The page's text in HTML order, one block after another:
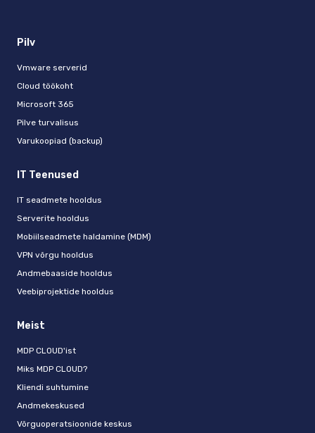
Pilv
Vmware serverid
Cloud töökoht
Microsoft 365
Pilve turvalisus
Varukoopiad (backup)
IT Teenused
IT seadmete hooldus
Serverite hooldus
Mobiilseadmete haldamine (MDM)
VPN võrgu hooldus
Andmebaaside hooldus
Veebiprojektide hooldus
Meist
MDP CLOUD'ist
Miks MDP CLOUD?
Kliendi suhtumine
Andmekeskused
Võrguoperatsioonide keskus